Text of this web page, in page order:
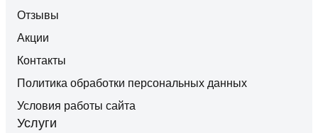
Отзывы
Акции
Контакты
Политика обработки персональных данных
Условия работы сайта
Услуги